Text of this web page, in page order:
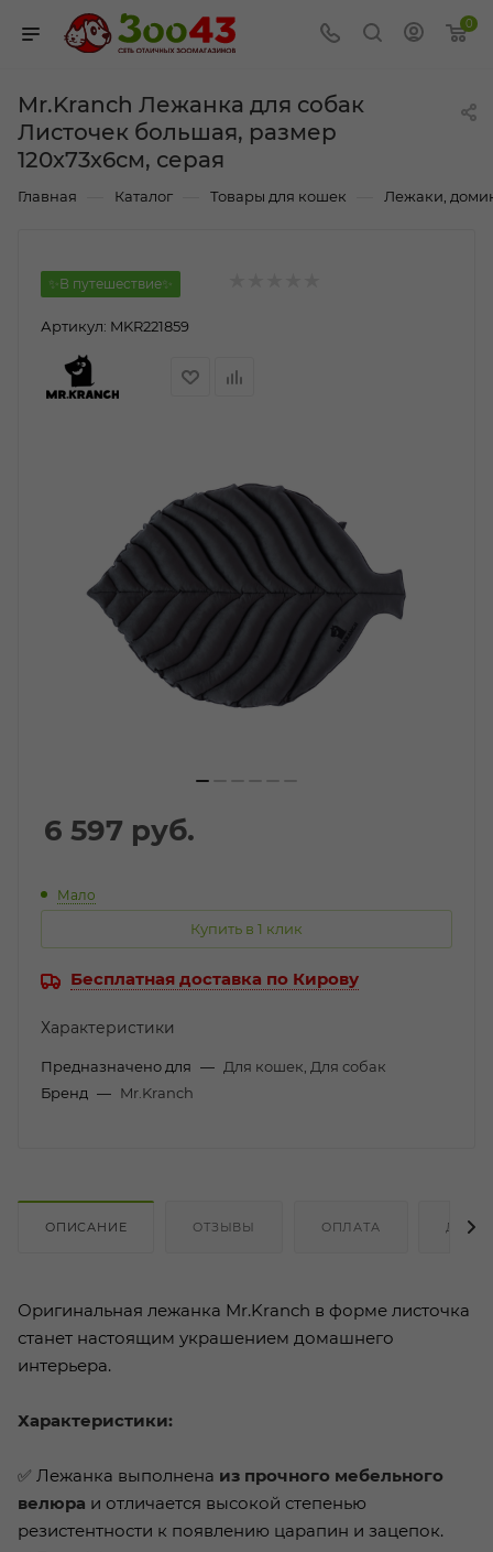
0
Mr.Kranch Лежанка для собак
Листочек большая, размер
120х73х6см, серая
Главная Каталог Товары для кошек Лежаки,
✨В путешествие✨
Артикул: MKR221859
6 597 руб.
Мало
Купить в 1 клик
Бесплатная доставка по Кирову
Характеристики
Предназначено для — Для кошек, Для собак
Бренд — Mr.Kranch
ОПИСАНИЕ ОТЗЫВЫ ОПЛАТА
Оригинальная лежанка Mr.Kranch в форме листочка
станет настоящим украшением домашнего
интерьера.
Характеристики:
✅ Лежанка выполнена из прочного мебельного
велюра и отличается высокой степенью
резистентности к появлению царапин и зацепок.